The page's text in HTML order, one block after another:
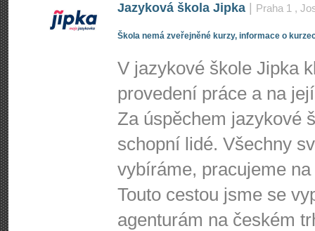
Jazyková škola Jipka Praha 1 ,
Škola nemá zveřejněné kurzy, informace o
V jazykové škole Jipka
provedení práce a na
Za úspěchem jazykové
schopní lidé. Všechny
vybíráme, pracujeme
Touto cestou jsme se
agenturám na českém